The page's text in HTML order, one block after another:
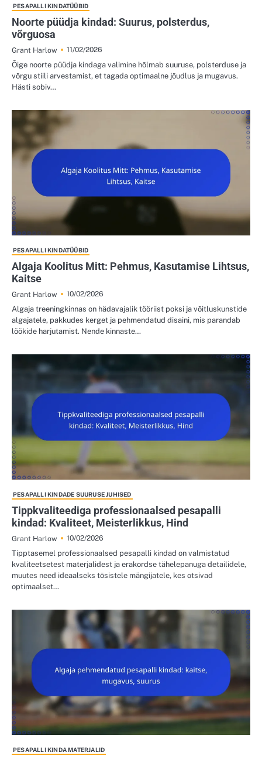
PESAPALLI KINDATÜÜBID
Noorte püüdja kindad: Suurus, polsterdus,
võrguosa
Grant Harlow
11/02/2026
Õige noorte püüdja kindaga valimine hõlmab suuruse, polsterduse ja
võrgu stiili arvestamist, et tagada optimaalne jõudlus ja mugavus.
Hästi sobiv…
PESAPALLI KINDATÜÜBID
Algaja Koolitus Mitt: Pehmus, Kasutamise Lihtsus,
Kaitse
Grant Harlow
10/02/2026
Algaja treeningkinnas on hädavajalik tööriist poksi ja võitluskunstide
algajatele, pakkudes kerget ja pehmendatud disaini, mis parandab
löökide harjutamist. Nende kinnaste…
PESAPALLI KINDADE SUURUSE JUHISED
Tippkvaliteediga professionaalsed pesapalli
kindad: Kvaliteet, Meisterlikkus, Hind
Grant Harlow
10/02/2026
Tipptasemel professionaalsed pesapalli kindad on valmistatud
kvaliteetsetest materjalidest ja erakordse tähelepanuga detailidele,
muutes need ideaalseks tõsistele mängijatele, kes otsivad
optimaalset…
PESAPALLI KINDA MATERJALID